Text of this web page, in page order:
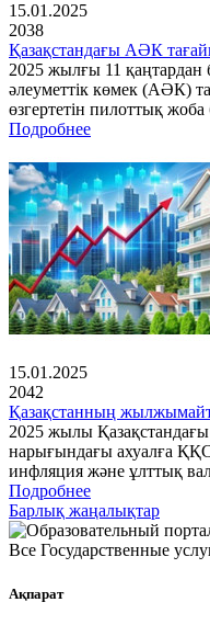
15.01.2025
2038
Қазақстандағы АӘК
2025 жылғы 11 қаңтардан
әлеуметтік көмек (АӘК)
өзгертетін пилоттық
Подробнее
15.01.2025
2042
Қазақстанның
2025 жылы
нарығындағы ахуалға ҚҚС
инфляция және ұлттық
Подробнее
Барлық жаңалықтар
Все Государственные
Ақпарат